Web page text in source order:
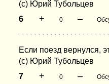
(с) Юрий Тубольцев
6
+ 0 –
Если поезд вернулся,
(с) Юрий Тубольцев
7
+ 0 –